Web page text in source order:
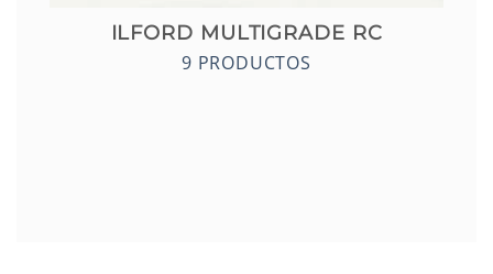
ILFORD MULTIGRADE RC
9 PRODUCTOS